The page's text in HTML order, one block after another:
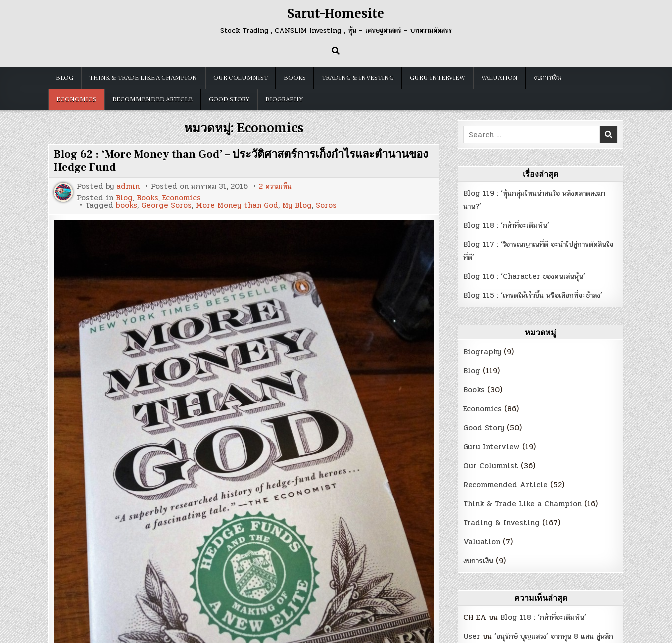
Sarut-Homesite
Stock Trading , CANSLIM Investing , หุ้น – เศรษฐศาสตร์ – บทความคัดสรร
BLOG THINK & TRADE LIKE A CHAMPION OUR COLUMNIST BOOKS TRADING & INVESTING GURU INTERVIEW VALUATION งบการเงิน
ECONOMICS RECOMMENDED ARTICLE GOOD STORY BIOGRAPHY
หมวดหมู่:Economics
Blog 62 : ‘More Money than God’ – ประวัติศาสตร์การเก็งกำไรและตำนานของ
Hedge Fund
Posted by admin Posted on มกราคม 31, 2016 2 ความเห็นบน
62
:
‘More
Money
กำไร
และ
ตำนาน
ของ
Hedge
Posted in Blog, Books, Economics
Tagged books, George Soros, More Money than God, My Blog, Soros
Search
for:
เรื่องล่าสุด
Blog 119 : ‘หุ้นกลุ่มไหนน่าสนใจ หลังตลาดลงมา
นาน?’
Blog 118 : ‘กล้าที่จะเดิมพัน’
Blog 117 : ‘วิจารณญาณที่ดี จะนำไปสู่การตัดสินใจ
ที่ดี’
Blog 116 : ‘Character ของคนเล่นหุ้น’
Blog 115 : ‘เทรดให้เร็วขึ้น หรือเลือกที่จะช้าลง’
หมวดหมู่
Biography (9)
Blog (119)
Books (30)
Economics (86)
Good Story (50)
Guru Interview (19)
Our Columnist (36)
Recommended Article (52)
Think & Trade Like a Champion (16)
Trading & Investing (167)
Valuation (7)
งบการเงิน (9)
ความเห็นล่าสุด
CH EA บน Blog 118 : ‘กล้าที่จะเดิมพัน’
User บน‘อนุรักษ์ บุญแสวง’ จากทุน 8 แสน สู่หลัก